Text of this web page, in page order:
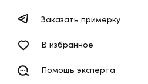
Заказать примерку
В избранное
Помощь эксперта